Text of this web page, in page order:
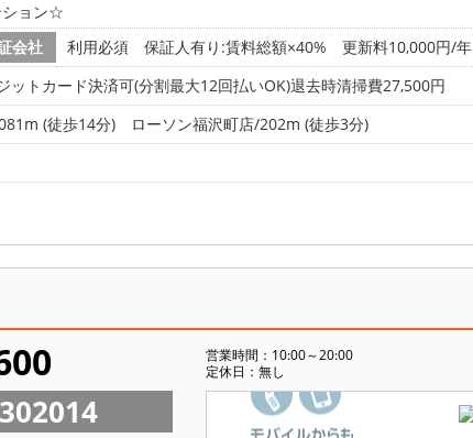
ション☆
会社
利用必須 保証人有り:賃料総額×40% 更新料10,000円/年
ットカード決済可(分割最大12回払いOK)退去時清掃費27,500円
(徒歩14分)
ローソン福沢町店/202m (徒歩3分)
営業時間：10:00～20:00
定休日：無し